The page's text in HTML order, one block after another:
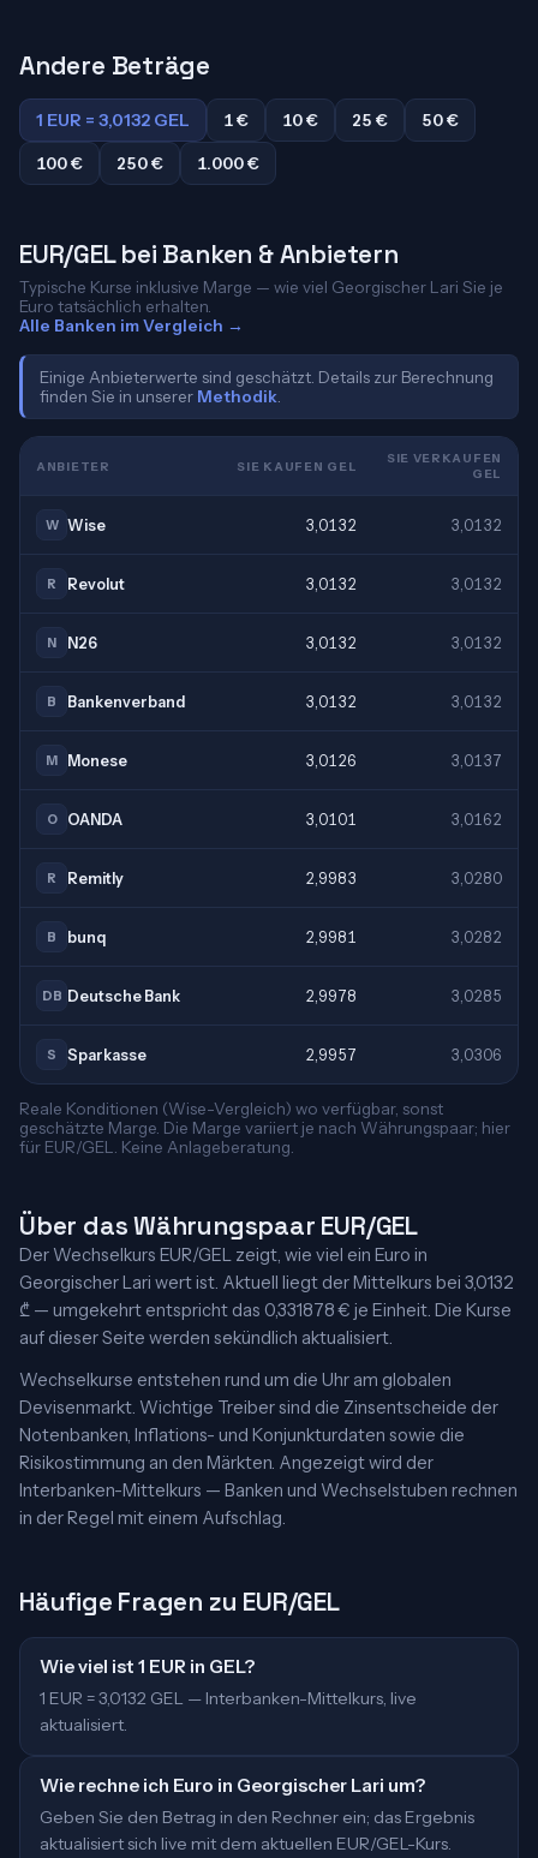
Andere Beträge
1 EUR = 3,0132 GEL 1 € 10 € 25 €
50 €
100 €
250 € 1.000 €
EUR/GEL bei Banken & Anbietern
Typische Kurse inklusive Marge — wie viel Georgischer Lari Sie je
Euro tatsächlich erhalten.
Alle Banken im Vergleich →
Einige Anbieterwerte sind geschätzt. Details zur Berechnung
finden Sie in unserer Methodik
ANBIETER SIE KAUFEN GEL
SIE VERKAUFEN
GEL
W Wise 3,0132 3,0132
R Revolut 3,0132 3,0132
N N26 3,0132 3,0132
B Bankenverband 3,0132 3,0132
M Monese 3,0126 3,0137
O OANDA 3,0101 3,0162
R Remitly 2,9983 3,0280
B bunq 2,9981 3,0282
DB Deutsche Bank 2,9978 3,0285
S Sparkasse 2,9957 3,0306
Reale Konditionen (Wise-Vergleich) wo verfügbar, sonst
geschätzte Marge. Die Marge variiert je nach Währungspaar; hier
für EUR/GEL. Keine Anlageberatung.
Über das Währungspaar EUR/GEL
Der Wechselkurs EUR/GEL zeigt, wie viel ein Euro in
Georgischer Lari wert ist. Aktuell liegt der Mittelkurs bei 3,0132
₾ — umgekehrt entspricht das 0,331878 € je Einheit. Die Kurse
auf dieser Seite werden sekündlich aktualisiert.
Wechselkurse entstehen rund um die Uhr am globalen
Devisenmarkt. Wichtige Treiber sind die Zinsentscheide der
Notenbanken, Inflations- und Konjunkturdaten sowie die
Risikostimmung an den Märkten. Angezeigt wird der
Interbanken-Mittelkurs — Banken und Wechselstuben rechnen
in der Regel mit einem Aufschlag.
Häufige Fragen zu EUR/GEL
Wie viel ist 1 EUR in GEL?
1 EUR = 3,0132 GEL — Interbanken-Mittelkurs, live
aktualisiert.
Wie rechne ich Euro in Georgischer Lari um?
Geben Sie den Betrag in den Rechner ein; das Ergebnis
aktualisiert sich live mit dem aktuellen EUR/GEL-Kurs.